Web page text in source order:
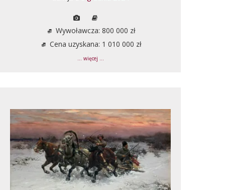
Wywoławcza: 800 000 zł
Cena uzyskana: 1 010 000 zł
... więcej ...